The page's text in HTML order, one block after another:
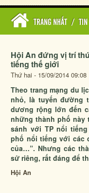
TRANG NHẤT / TIN
Hội An đứng vị trí
tiếng thế giới
Thứ hai - 15/09/2014 09:08
Theo trang mạng du
nhỏ, là tuyến đường
dương rộng lớn đến
những thành phố
sánh với TP nổi
phố nổi tiếng với các
của…”. Nhưng các
sử riêng, rất đáng để
Hội An